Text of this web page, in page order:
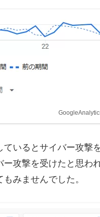
ているとサイバー攻撃
ー攻撃を受けたと思わ
みませんでした。